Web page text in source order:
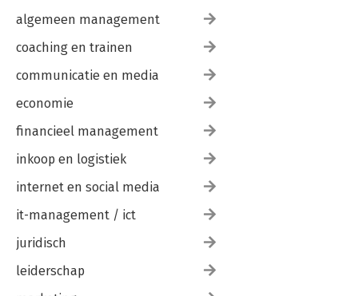
algemeen management
coaching en trainen
communicatie en media
economie
financieel management
inkoop en logistiek
internet en social media
it-management / ict
juridisch
leiderschap